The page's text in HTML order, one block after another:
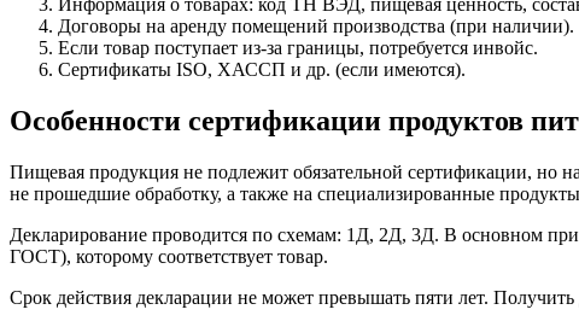
Информация о товарах: код ТН ВЭД, пищевая ценность,
Договоры на аренду помещений производства (при наличии).
Если товар поступает из-за границы, потребуется инвойс.
Сертификаты ISO, ХАССП и др. (если имеются).
Особенности сертификации продуктов
Пищевая продукция не подлежит обязательной сертификации, но
не прошедшие обработку, а также на специализированные
Декларирование проводится по схемам: 1Д, 2Д, 3Д. В основном
ГОСТ), которому соответствует товар.
Срок действия декларации не может превышать пяти лет.